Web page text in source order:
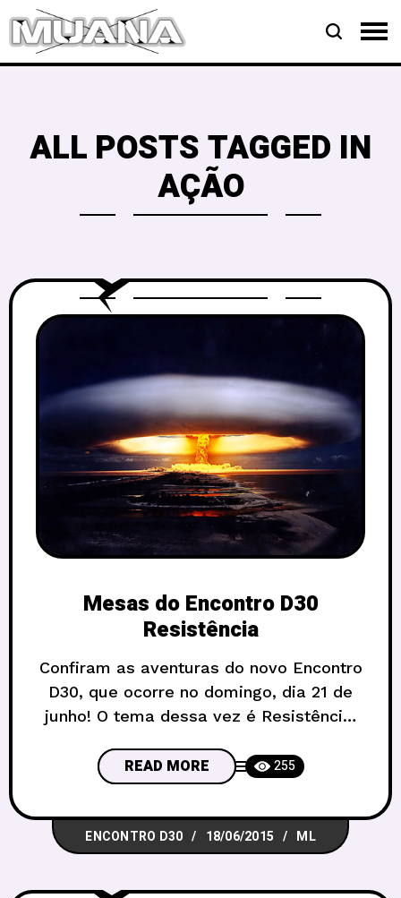
ALL POSTS TAGGED IN
AÇÃO
Mesas do Encontro D30
Resistência
Confiram as aventuras do novo Encontro
D30, que ocorre no domingo, dia 21 de
junho! O tema dessa vez é Resistência,
apenas uma sugestão. Os mestres estão
livres para criar as aventuras
que quiserem. Esse desafio é apenas
para ajudar na criatividade. As inscrições
READ MORE 255
ENCONTRO D30 18/06/2015 ML